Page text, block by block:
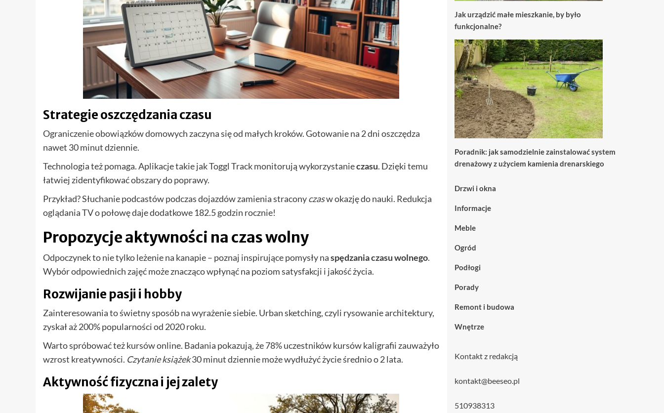
Strategie oszczędzania czasu
Ograniczenie obowiązków domowych zaczyna się od małych kroków. Gotowanie na 2 dni oszczędza
nawet 30 minut dziennie.
Technologia też pomaga. Aplikacje takie jak Toggl Track monitorują wykorzystanieczasu. Dzięki temu
łatwiej zidentyfikować obszary do poprawy.
Przykład? Słuchanie podcastów podczas dojazdów zamienia straconyczasw okazję do nauki. Redukcja
oglądania TV o połowę daje dodatkowe 182.5 godzin rocznie!
Propozycje aktywności na czas wolny
Odpoczynek to nie tylko leżenie na kanapie – poznaj inspirujące pomysły naspędzania czasu wolnego.
Wybór odpowiednich zajęć może znacząco wpłynąć na poziom satysfakcji i jakość życia.
Rozwijanie pasji i hobby
Zainteresowania to świetny sposób na wyrażenie siebie. Urban sketching, czyli rysowanie architektury,
zyskał aż 200% popularności od 2020 roku.
Warto spróbować też kursów online. Badania pokazują, że 78% uczestników kursów kaligrafii zauważyło
wzrost kreatywności. Czytanie książek30 minut dziennie może wydłużyć życie średnio o 2 lata.
Aktywność fizyczna i jej zalety
Jak urządzić małe mieszkanie, by było
funkcjonalne?
Poradnik: jak samodzielnie zainstalować system
drenażowy z użyciem kamienia drenarskiego
Drzwi i okna
Informacje
Meble
Ogród
Podłogi
Porady
Remont i budowa
Wnętrze
Kontakt z redakcją
kontakt@beeseo.pl
510938313